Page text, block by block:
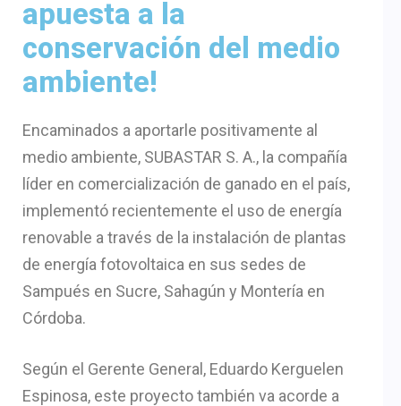
apuesta a la
conservación del medio
ambiente!
Encaminados a aportarle positivamente al
medio ambiente, SUBASTAR S. A., la compañía
líder en comercialización de ganado en el país,
implementó recientemente el uso de energía
renovable a través de la instalación de plantas
de energía fotovoltaica en sus sedes de
Sampués en Sucre, Sahagún y Montería en
Córdoba.
Según el Gerente General, Eduardo Kerguelen
Espinosa, este proyecto también va acorde a